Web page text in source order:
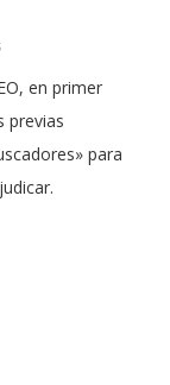
en primer
previas
para